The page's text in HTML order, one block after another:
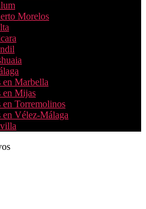
Morelos
en Marbella
en Mijas
en Torremolinos
en Vélez-Málaga